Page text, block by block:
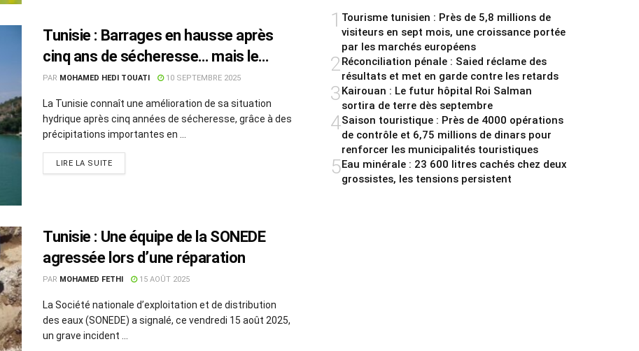
Tunisie : Barrages en hausse après
cinq ans de sécheresse… mais le
stress hydrique persiste
PAR MOHAMED HEDI TOUATI 10 SEPTEMBRE 2025
La Tunisie connaît une amélioration de sa situation
hydrique après cinq années de sécheresse, grâce à des
précipitations importantes en ...
LIRE LA SUITE
Tunisie : Une équipe de la SONEDE
agressée lors d’une réparation
PAR MOHAMED FETHI 15 AOÛT 2025
La Société nationale d’exploitation et de distribution
des eaux (SONEDE) a signalé, ce vendredi 15 août 2025,
un grave incident ...
1 Tourisme tunisien : Près de 5,8 millions de
visiteurs en sept mois, une croissance portée
par les marchés européens
2Réconciliation pénale : Saied réclame des
résultats et met en garde contre les retards
3Kairouan : Le futur hôpital Roi Salman
sortira de terre dès septembre
4Saison touristique : Près de 4000 opérations
de contrôle et 6,75 millions de dinars pour
renforcer les municipalités touristiques
5Eau minérale : 23 600 litres cachés chez deux
grossistes, les tensions persistent